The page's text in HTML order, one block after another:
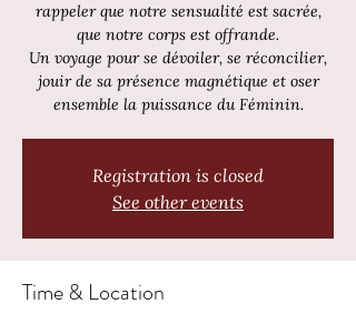
rappeler que notre sensualité est sacrée,
que notre corps est offrande.
Un voyage pour se dévoiler, se réconcilier,
jouir de sa présence magnétique et oser
ensemble la puissance du Féminin.
Registration is closed
See other events
Time & Location